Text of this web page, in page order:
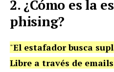
2. ¿Cómo es la
phising?
"El estafador busca
Libre a través de